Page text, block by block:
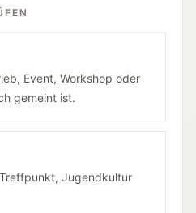
Event, Workshop oder
gemeint ist.
Jugendkultur